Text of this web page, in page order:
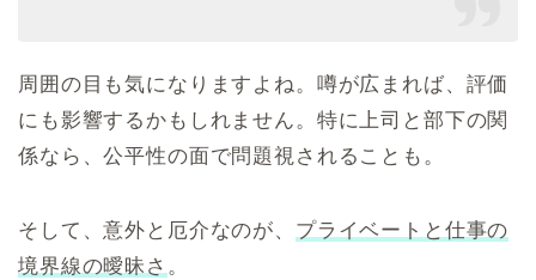
周囲の目も気になりますよね。噂が広まれば、評価
にも影響するかもしれません。特に上司と部下の関
係なら、公平性の面で問題視されることも。
そして、意外と厄介なのが、 プライベートと仕事の
境界線の曖昧さ 。